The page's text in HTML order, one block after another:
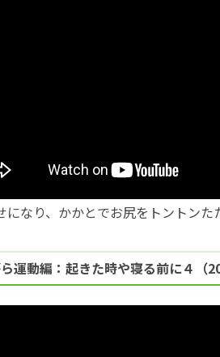
になり、かかとでお尻をトントンた
運動編：起きた時や寝る前に４（